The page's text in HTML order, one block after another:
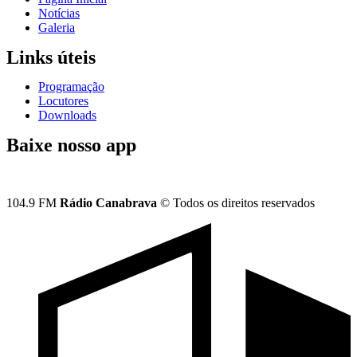
Notícias
Galeria
Links úteis
Programação
Locutores
Downloads
Baixe nosso app
104.9 FM Rádio Canabrava © Todos os direitos reservados